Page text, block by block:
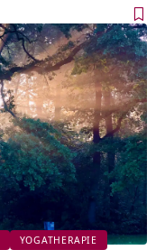
YOGATHERAPIE